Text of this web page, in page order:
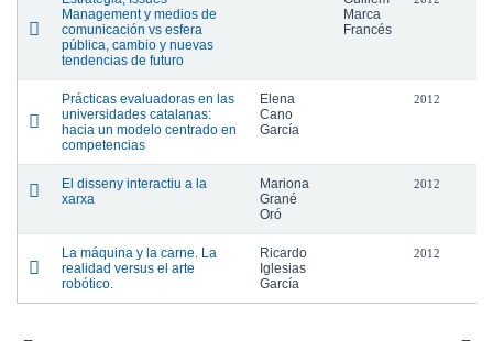
Management y medios de
comunicación vs esfera
pública, cambio y nuevas
tendencias de futuro
Marca
Francés
Prácticas evaluadoras en las
universidades catalanas:
hacia un modelo centrado en
competencias
Elena
Cano
García
2012
El disseny interactiu a la
xarxa
Mariona
Grané
Oró
2012
La máquina y la carne. La
realidad versus el arte
robótico.
Ricardo
Iglesias
García
2012